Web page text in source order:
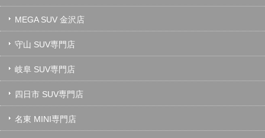
MEGA SUV 金沢店
守山 SUV専門店
岐阜 SUV専門店
四日市 SUV専門店
名東 MINI専門店